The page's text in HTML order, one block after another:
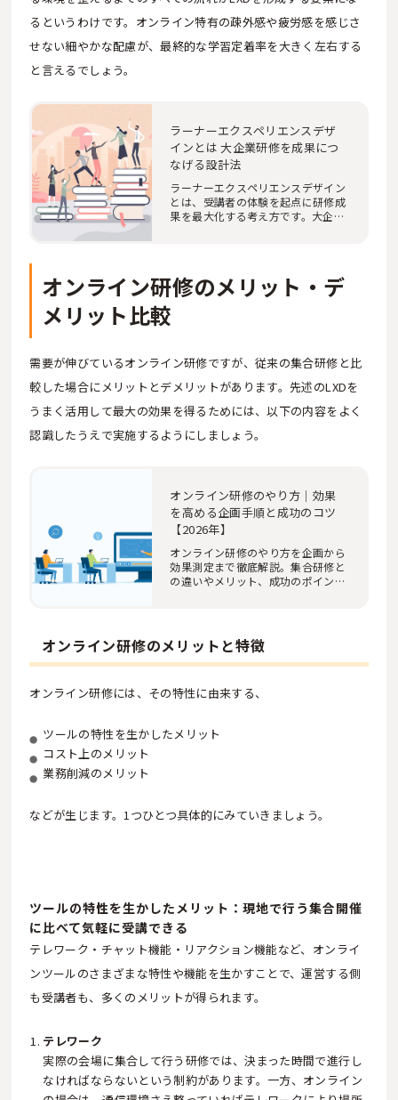
るというわけです。オンライン特有の疎外感や疲労感を感じさ
せない細やかな配慮が、最終的な学習定着率を大きく左右する
と言えるでしょう。
ラーナーエクスペリエンスデザ
インとは 大企業研修を成果につ
なげる設計法
ラーナーエクスペリエンスデザイン
とは、受講者の体験を起点に研修成
果を最大化する考え方です。大企業
オンライン研修のメリット・デ
メリット比較
需要が伸びているオンライン研修ですが、従来の集合研修と比
較した場合にメリットとデメリットがあります。先述のLXDを
うまく活用して最大の効果を得るためには、以下の内容をよく
認識したうえで実施するようにしましょう。
オンライン研修のやり方｜効果
を高める企画手順と成功のコツ
【2026年】
オンライン研修のやり方を企画から
効果測定まで徹底解説。集合研修と
の違いやメリット、成功のポイン
オンライン研修のメリットと特徴
オンライン研修には、その特性に由来する、
ツールの特性を生かしたメリット
コスト上のメリット
業務削減のメリット
などが生じます。1つひとつ具体的にみていきましょう。
ツールの特性を生かしたメリット：現地で行う集合開催
に比べて気軽に受講できる
テレワーク・チャット機能・リアクション機能など、オンライ
ンツールのさまざまな特性や機能を生かすことで、運営する側
も受講者も、多くのメリットが得られます。
テレワーク
実際の会場に集合して行う研修では、決まった時間で進行し
なければならないという制約があります。一方、オンライン